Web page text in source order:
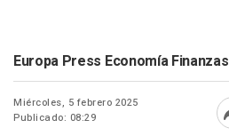
Europa Press Economía Finanzas
Miércoles, 5 febrero 2025
Publicado: 08:29